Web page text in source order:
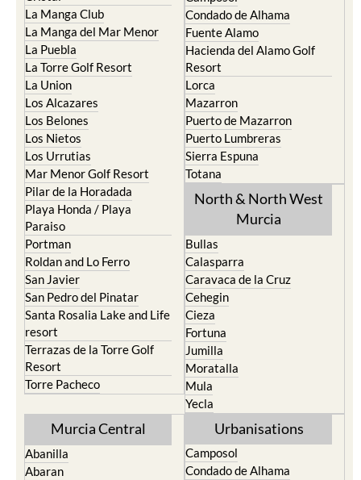
La Manga Club
La Manga del Mar Menor
La Puebla
La Torre Golf Resort
La Union
Los Alcazares
Los Belones
Los Nietos
Los Urrutias
Mar Menor Golf Resort
Pilar de la Horadada
Playa Honda / Playa
Paraiso
Portman
Roldan and Lo Ferro
San Javier
San Pedro del Pinatar
Santa Rosalia Lake and Life
resort
Terrazas de la Torre Golf
Resort
Torre Pacheco
Condado de Alhama
Fuente Alamo
Hacienda del Alamo Golf
Resort
Lorca
Mazarron
Puerto de Mazarron
Puerto Lumbreras
Sierra Espuna
Totana
North & North West
Murcia
Bullas
Calasparra
Caravaca de la Cruz
Cehegin
Cieza
Fortuna
Jumilla
Moratalla
Mula
Yecla
Murcia Central
Abanilla
Abaran
Urbanisations
Camposol
Condado de Alhama